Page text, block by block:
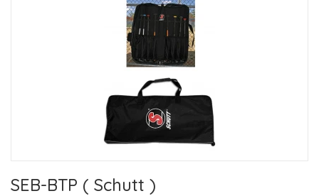
SEB-BTP ( Schutt )